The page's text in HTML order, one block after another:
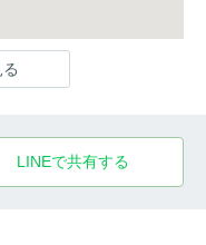
LINEで共有する